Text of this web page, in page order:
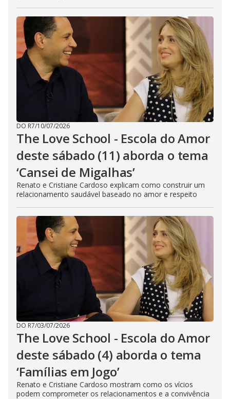
DO R7/10/07/2026
The Love School - Escola do Amor
deste sábado (11) aborda o tema
‘Cansei de Migalhas’
Renato e Cristiane Cardoso explicam como construir um
relacionamento saudável baseado no amor e respeito
DO R7/03/07/2026
The Love School - Escola do Amor
deste sábado (4) aborda o tema
‘Famílias em Jogo’
Renato e Cristiane Cardoso mostram como os vícios
podem comprometer os relacionamentos e a convivência